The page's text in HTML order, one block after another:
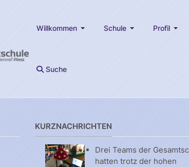
Willkommen Schule Profil
Suche
KURZNACHRICHTEN
Drei Teams der
hatten trotz der hohen